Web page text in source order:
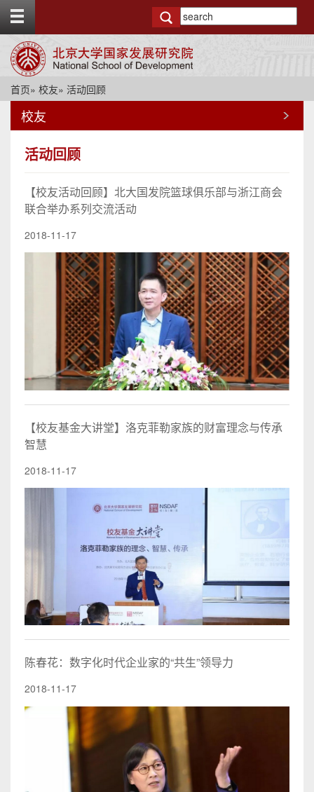
g
o
首页» 校友» 活动回顾
校友
活动回顾
【校友活动回顾】北大国发院篮球俱乐部与浙江商会
联合举办系列交流活动
2018-11-17
【校友基金大讲堂】洛克菲勒家族的财富理念与传承
智慧
2018-11-17
陈春花：数字化时代企业家的“共生”领导力
2018-11-17